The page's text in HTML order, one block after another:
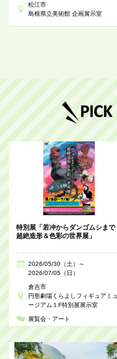
松江市
島根県立美術館 企画展示室
特別展「若冲からダンゴムシまで
超絶造形＆色彩の世界展」
2026/05/30（土）～
2026/07/05（日）
倉吉市
円形劇場くらよしフィギュアミュ
ージアム１F特別展展示室
展覧会・アート